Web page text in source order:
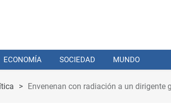
ECONOMÍA SOCIEDAD MUNDO
> Envenenan con radiación a un dirigente